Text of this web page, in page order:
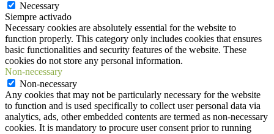
Necessary
Siempre activado
Necessary cookies are absolutely essential for the website to
function properly. This category only includes cookies that ensures
basic functionalities and security features of the website. These
cookies do not store any personal information.
Non-necessary
Non-necessary
Any cookies that may not be particularly necessary for the website
to function and is used specifically to collect user personal data via
analytics, ads, other embedded contents are termed as non-necessary
cookies. It is mandatory to procure user consent prior to running